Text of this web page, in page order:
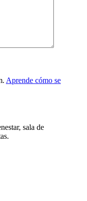
Aprende cómo se
sala de